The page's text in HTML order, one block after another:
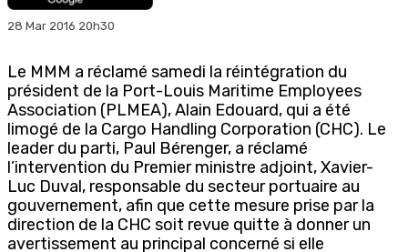
28 Mar 2016 20h30
Le MMM a réclamé samedi la réintégration du
président de la Port-Louis Maritime Employees
Association (PLMEA), Alain Edouard, qui a été
limogé de la Cargo Handling Corporation (CHC). Le
leader du parti, Paul Bérenger, a réclamé
l’intervention du Premier ministre adjoint, Xavier-
Luc Duval, responsable du secteur portuaire au
gouvernement, afin que cette mesure prise par la
direction de la CHC soit revue quitte à donner un
avertissement au principal concerné si elle